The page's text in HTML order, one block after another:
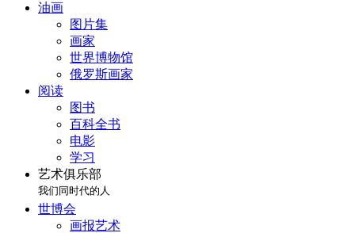
油画
图片集
画家
世界博物馆
俄罗斯画家
阅读
图书
百科全书
电影
学习
艺术俱乐部
我们同时代的人
世博会
画报艺术